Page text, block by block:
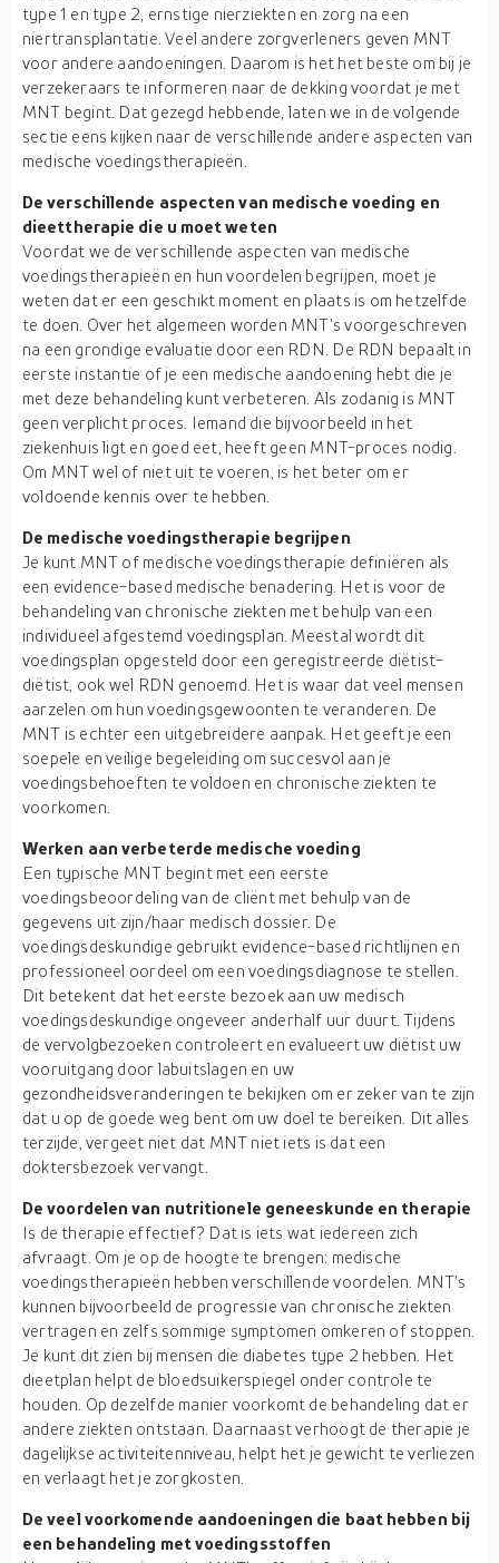
type 1 en type 2, ernstige nierziekten en zorg na een
niertransplantatie. Veel andere zorgverleners geven MNT
voor andere aandoeningen. Daarom is het het beste om bij je
verzekeraars te informeren naar de dekking voordat je met
MNT begint. Dat gezegd hebbende, laten we in de volgende
sectie eens kijken naar de verschillende andere aspecten van
medische voedingstherapieën.
De verschillende aspecten van medische voeding en
dieettherapie die u moet weten
Voordat we de verschillende aspecten van medische
voedingstherapieën en hun voordelen begrijpen, moet je
weten dat er een geschikt moment en plaats is om hetzelfde
te doen. Over het algemeen worden MNT's voorgeschreven
na een grondige evaluatie door een RDN. De RDN bepaalt in
eerste instantie of je een medische aandoening hebt die je
met deze behandeling kunt verbeteren. Als zodanig is MNT
geen verplicht proces. Iemand die bijvoorbeeld in het
ziekenhuis ligt en goed eet, heeft geen MNT-proces nodig.
Om MNT wel of niet uit te voeren, is het beter om er
voldoende kennis over te hebben.
De medische voedingstherapie begrijpen
Je kunt MNT of medische voedingstherapie definiëren als
een evidence-based medische benadering. Het is voor de
behandeling van chronische ziekten met behulp van een
individueel afgestemd voedingsplan. Meestal wordt dit
voedingsplan opgesteld door een geregistreerde diëtist-
diëtist, ook wel RDN genoemd. Het is waar dat veel mensen
aarzelen om hun voedingsgewoonten te veranderen. De
MNT is echter een uitgebreidere aanpak. Het geeft je een
soepele en veilige begeleiding om succesvol aan je
voedingsbehoeften te voldoen en chronische ziekten te
voorkomen.
Werken aan verbeterde medische voeding
Een typische MNT begint met een eerste
voedingsbeoordeling van de cliënt met behulp van de
gegevens uit zijn/haar medisch dossier. De
voedingsdeskundige gebruikt evidence-based richtlijnen en
professioneel oordeel om een voedingsdiagnose te stellen.
Dit betekent dat het eerste bezoek aan uw medisch
voedingsdeskundige ongeveer anderhalf uur duurt. Tijdens
de vervolgbezoeken controleert en evalueert uw diëtist uw
vooruitgang door labuitslagen en uw
gezondheidsveranderingen te bekijken om er zeker van te zijn
dat u op de goede weg bent om uw doel te bereiken. Dit alles
terzijde, vergeet niet dat MNT niet iets is dat een
doktersbezoek vervangt.
De voordelen van nutritionele geneeskunde en therapie
Is de therapie effectief? Dat is iets wat iedereen zich
afvraagt. Om je op de hoogte te brengen: medische
voedingstherapieën hebben verschillende voordelen. MNT's
kunnen bijvoorbeeld de progressie van chronische ziekten
vertragen en zelfs sommige symptomen omkeren of stoppen.
Je kunt dit zien bij mensen die diabetes type 2 hebben. Het
dieetplan helpt de bloedsuikerspiegel onder controle te
houden. Op dezelfde manier voorkomt de behandeling dat er
andere ziekten ontstaan. Daarnaast verhoogt de therapie je
dagelijkse activiteitenniveau, helpt het je gewicht te verliezen
en verlaagt het je zorgkosten.
De veel voorkomende aandoeningen die baat hebben bij
een behandeling met voedingsstoffen